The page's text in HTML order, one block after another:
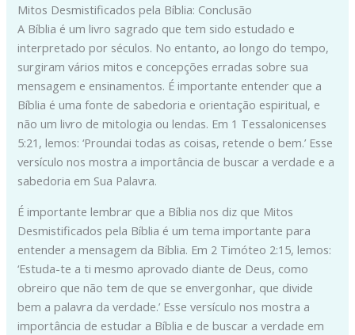
Mitos Desmistificados pela Bíblia: Conclusão
A Bíblia é um livro sagrado que tem sido estudado e
interpretado por séculos. No entanto, ao longo do tempo,
surgiram vários mitos e concepções erradas sobre sua
mensagem e ensinamentos. É importante entender que a
Bíblia é uma fonte de sabedoria e orientação espiritual, e
não um livro de mitologia ou lendas. Em 1 Tessalonicenses
5:21, lemos: ‘Proundai todas as coisas, retende o bem.’ Esse
versículo nos mostra a importância de buscar a verdade e a
sabedoria em Sua Palavra.
É importante lembrar que a Bíblia nos diz que Mitos
Desmistificados pela Bíblia é um tema importante para
entender a mensagem da Bíblia. Em 2 Timóteo 2:15, lemos:
‘Estuda-te a ti mesmo aprovado diante de Deus, como
obreiro que não tem de que se envergonhar, que divide
bem a palavra da verdade.’ Esse versículo nos mostra a
importância de estudar a Bíblia e de buscar a verdade em